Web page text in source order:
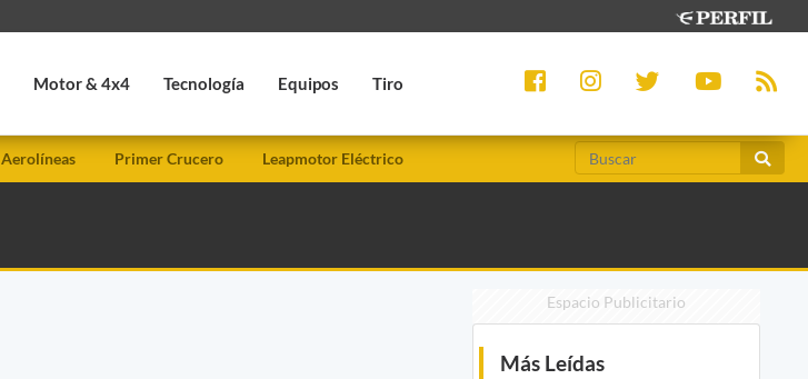
Motor & 4x4 Tecnología Equipos Tiro
Aerolíneas Primer Crucero Leapmotor Eléctrico
Espacio Publicitario
Más Leídas